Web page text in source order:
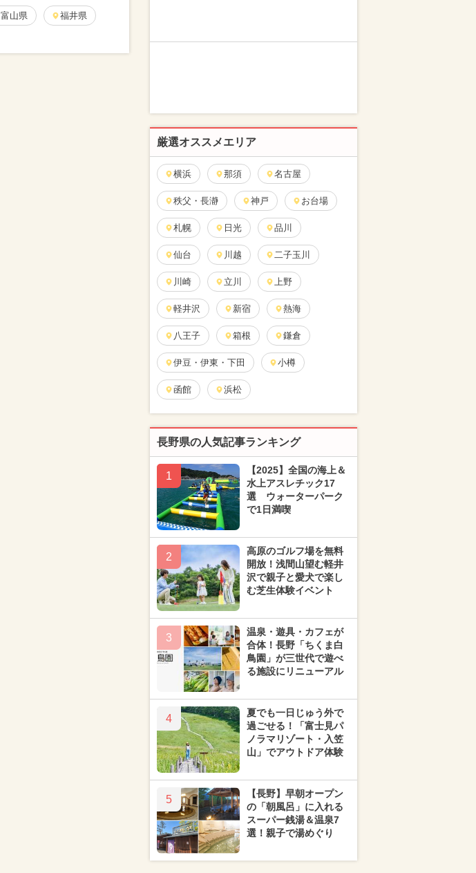
富山県 福井県
厳選オススメエリア
横浜 那須 名古屋
秩父・長瀞 神戸 お台場
札幌 日光 品川
仙台 川越 二子玉川
川崎 立川 上野
軽井沢 新宿 熱海
八王子 箱根 鎌倉
伊豆・伊東・下田 小樽
函館 浜松
長野県の人気記事ランキング
1
【2025】全国の海上＆
水上アスレチック17
選 ウォーターパーク
で1日満喫
2
高原のゴルフ場を無料
開放！浅間山望む軽井
沢で親子と愛犬で楽し
む芝生体験イベント
3
温泉・遊具・カフェが
合体！長野「ちくま白
鳥園」が三世代で遊べ
る施設にリニューアル
4
夏でも一日じゅう外で
過ごせる！「富士見パ
ノラマリゾート・入笠
山」でアウトドア体験
5
【長野】早朝オープン
の「朝風呂」に入れる
スーパー銭湯＆温泉7
選！親子で湯めぐり